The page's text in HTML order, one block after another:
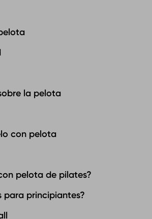
la pelota
con pelota
pelota de pilates?
para principiantes?